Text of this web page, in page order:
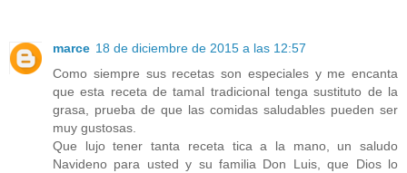
marce 18 de diciembre de 2015 a las 12:57
Como siempre sus recetas son especiales y me encanta
que esta receta de tamal tradicional tenga sustituto de la
grasa, prueba de que las comidas saludables pueden ser
muy gustosas.
Que lujo tener tanta receta tica a la mano, un saludo
Navideno para usted y su familia Don Luis, que Dios lo